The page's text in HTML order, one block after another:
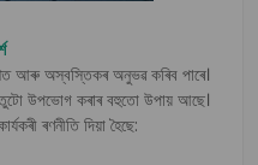
আৰু অস্বস্তিকৰ অনুভৱ কৰিব পাৰে।
উপভোগ কৰাৰ বহুতো উপায় আছে।
ৰণনীতি দিয়া হৈছে: